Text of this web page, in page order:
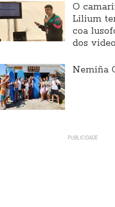
O
Lilium
coa
dos
Nemiña